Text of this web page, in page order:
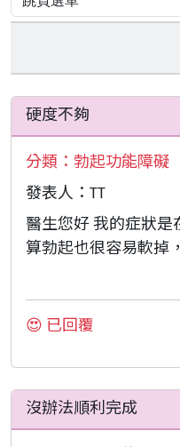
硬度不夠
分類： 勃起功能障礙
發表人：TT
醫生您好 我的症狀是
算勃起也很容易軟掉
😍 已回覆
沒辦法順利完成